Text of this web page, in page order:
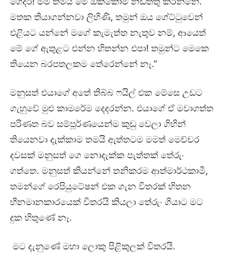
මතක තියාගන්නවා ලිහිණි, තමුන් ඔය ගේට්ටුවෙන්
එළියට යන්නේ මගේ කැමැත්ත නැතුව නම්, ආයෙත්
මේ ගේ ඇතුළට එන්න හිතන්න එපා! තමුන්ට මෙකෙ
තියෙන බරපතලකම තේරෙන්නේ නෑ.”
මනුසත් එයාගේ අතේ තිබ්බ ෆයිල් එක මේසෙ උඩට
ගැහුවේ මුළු කාමරේම දෙදරන්න. එයාගේ ඒ මවාගත්ත
පරිණත බව සම්පූර්ණයෙන්ම කුඩු වෙලා ගිහින්
තියෙනවා දැක්කාම තමයි ඇත්තටම මමත් මෙච්චර
දවසක් මනුසත් ගෙ නොදැක්ක පැත්තක් තේරුං
ගත්තෙ. මනුසත් කියන්නේ තනිකරම ආත්මාර්ථකාමී,
තමන්ගේ රෙපියුටේෂන් එක ගැන විතරක් හිතන
හීනමානකාරයෙක් විතරයි කියලා තේරුං ගියාට මට
දුක හිතුණේ නෑ.
මට දැනුණේ මහා ලොකු පිළිකුලක් විතරයි.